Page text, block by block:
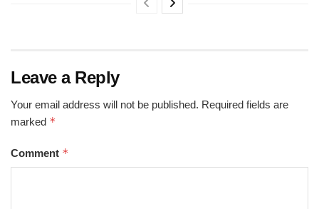
Leave a Reply
Your email address will not be published. Required fields are
marked *
Comment *